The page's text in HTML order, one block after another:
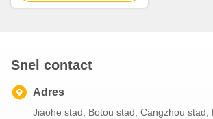
Snel contact
Adres
Jiaohe stad, Botou stad, Cangzhou stad,